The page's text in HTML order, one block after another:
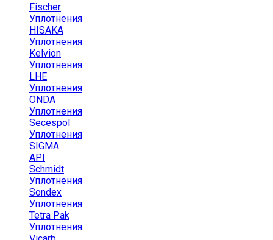
Fischer
Уплотнения
HISAKA
Уплотнения
Kelvion
Уплотнения
LHE
Уплотнения
ONDA
Уплотнения
Secespol
Уплотнения
SIGMA
API
Schmidt
Уплотнения
Sondex
Уплотнения
Tetra Pak
Уплотнения